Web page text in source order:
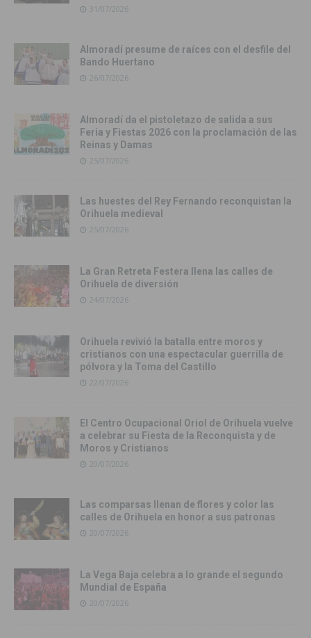
31/07/2026
Almoradí presume de raíces con el desfile del
Bando Huertano
26/07/2026
Almoradí da el pistoletazo de salida a sus
Feria y Fiestas 2026 con la proclamación de las
Reinas y Damas
25/07/2026
Las huestes del Rey Fernando reconquistan la
Orihuela medieval
25/07/2026
La Gran Retreta Festera llena las calles de
Orihuela de diversión
24/07/2026
Orihuela revivió la batalla entre moros y
cristianos con una espectacular guerrilla de
pólvora y la Toma del Castillo
22/07/2026
El Centro Ocupacional Oriol de Orihuela vuelve
a celebrar su Fiesta de la Reconquista y de
Moros y Cristianos
20/07/2026
Las comparsas llenan de flores y color las
calles de Orihuela en honor a sus patronas
20/07/2026
La Vega Baja celebra a lo grande el segundo
Mundial de España
20/07/2026